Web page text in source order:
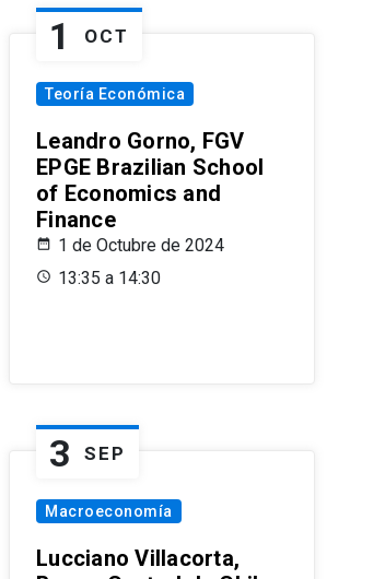
1 OCT
Teoría Económica
Leandro Gorno, FGV
EPGE Brazilian School
of Economics and
Finance
1 de Octubre de 2024
13:35 a 14:30
3 SEP
Macroeconomía
Lucciano Villacorta,